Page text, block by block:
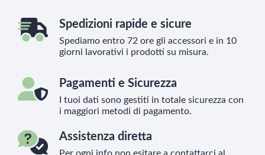
Spedizioni rapide e sicure
Spediamo entro 72 ore gli accessori e in 10
giorni lavorativi i prodotti su misura.
Pagamenti e Sicurezza
I tuoi dati sono gestiti in totale sicurezza con
i maggiori metodi di pagamento.
Assistenza diretta